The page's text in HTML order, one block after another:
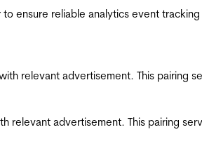
ensure reliable analytics event
relevant advertisement. This pairing
advertisement. This pairing